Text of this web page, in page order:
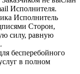
Исполнителя.
Исполнитель
Сторон,
силу, равную
бесперебойного
в полном